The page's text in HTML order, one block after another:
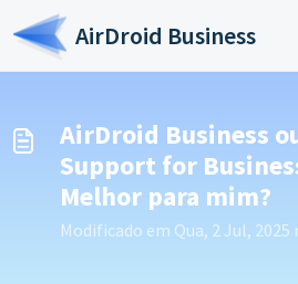
Ir para o conteúdo principal
AirDroid Business
AirDroid Business
Support for
Melhor para mim?
Modificado em Qua, 2 Jul, 2025